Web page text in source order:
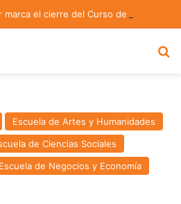
Escuela de Artes y Humanidades
de Ciencias Sociales
Escuela de Negocios y Economía